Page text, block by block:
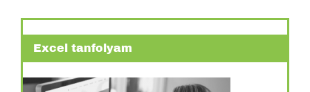
Excel tanfolyam